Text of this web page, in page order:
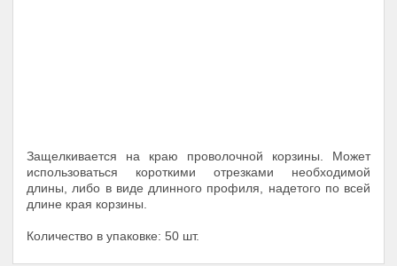
Защелкивается на краю проволочной корзины. Может
использоваться короткими отрезками необходимой
длины, либо в виде длинного профиля, надетого по всей
длине края корзины.
Количество в упаковке: 50 шт.